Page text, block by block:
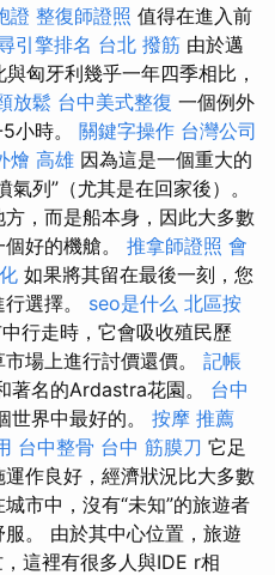
證 整復師證照 值得在進入前
引擎排名 台北 撥筋 由於邁
匈牙利幾乎一年四季相比，
放鬆 台中美式整復 一個例外
小時。 關鍵字操作 台灣公司
燴 高雄 因為這是一個重大的
列”（尤其是在回家後）。
，而是船本身，因此大多數
好的機艙。 推拿師證照 會
如果將其留在最後一刻，您
選擇。 seo是什么 北區按
行走時，它會吸收殖民歷
場上進行討價還價。 記帳
著名的Ardastra花園。 台中
世界中最好的。 按摩 推薦
台中整骨 台中 筋膜刀 它足
作良好，經濟狀況比大多數
市中，沒有“未知”的旅遊者
。 由於其中心位置，旅遊
這裡有很多人與IDE r相